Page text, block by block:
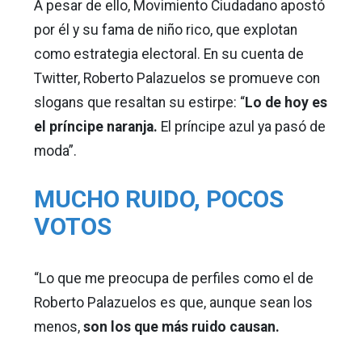
A pesar de ello, Movimiento Ciudadano apostó
por él y su fama de niño rico, que explotan
como estrategia electoral. En su cuenta de
Twitter, Roberto Palazuelos se promueve con
slogans que resaltan su estirpe: “Lo de hoy es
el príncipe naranja. El príncipe azul ya pasó de
moda”.
MUCHO RUIDO, POCOS
VOTOS
“Lo que me preocupa de perfiles como el de
Roberto Palazuelos es que, aunque sean los
menos, son los que más ruido causan.